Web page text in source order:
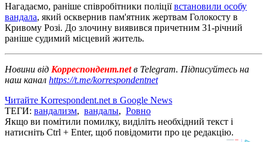
Нагадаємо, раніше співробітники поліціївстановили особу
вандала, який осквернив пам'ятник жертвам Голокосту в
Кривому Розі. До злочину виявився причетним 31-річний
раніше судимий місцевий житель.
Новини від Корреспондент.netв Telegram. Підписуйтесь на
наш канал https://t.me/korrespondentnet
Читайте Korrespondent.net в Google News
ТЕГИ: вандализм, вандалы, Ровно
Якщо ви помітили помилку, виділіть необхідний текст і
натисніть Ctrl + Enter, щоб повідомити про це редакцію.